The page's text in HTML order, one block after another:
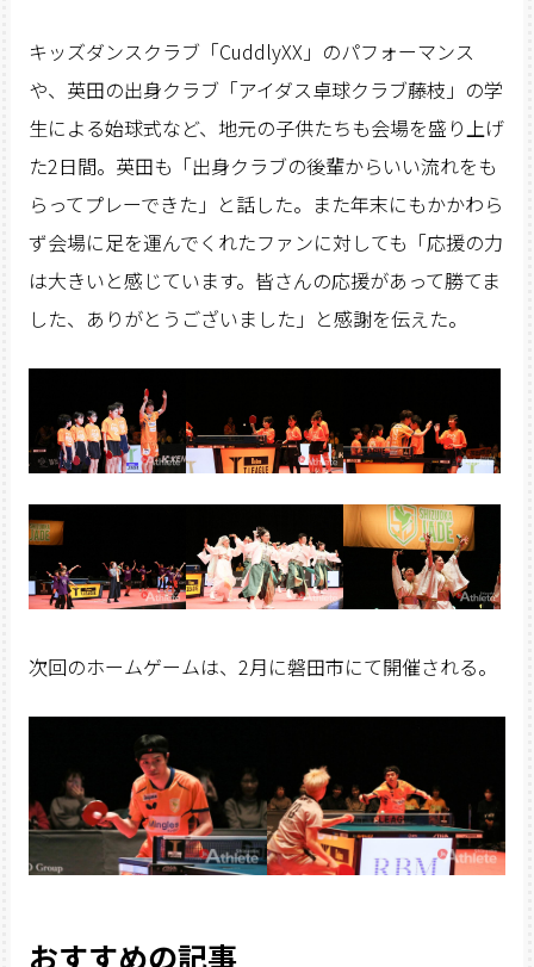
キッズダンスクラブ「CuddlyXX」のパフォーマンス
や、英田の出身クラブ「アイダス卓球クラブ藤枝」の学
生による始球式など、地元の子供たちも会場を盛り上げ
た2日間。英田も「出身クラブの後輩からいい流れをも
らってプレーできた」と話した。また年末にもかかわら
ず会場に足を運んでくれたファンに対しても「応援の力
は大きいと感じています。皆さんの応援があって勝てま
した、ありがとうございました」と感謝を伝えた。
次回のホームゲームは、2月に磐田市にて開催される。
おすすめの記事